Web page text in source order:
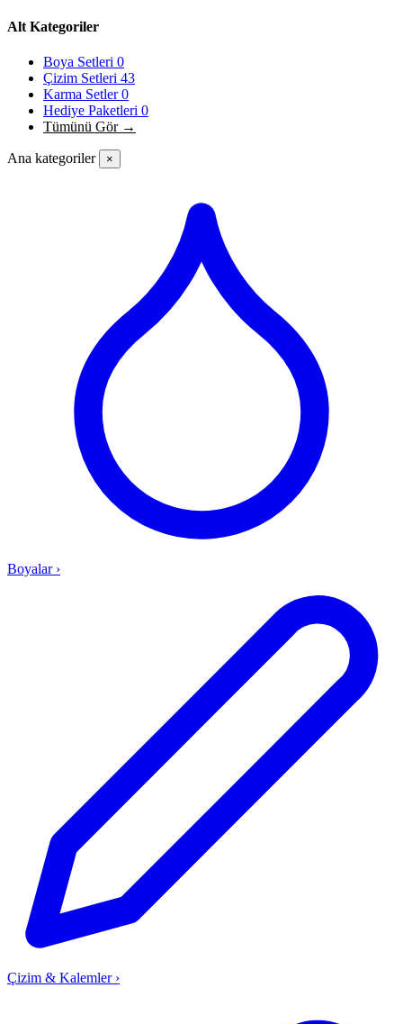
Alt Kategoriler
Boya Setleri 0
Çizim Setleri 43
Karma Setler0
Hediye Paketleri 0
Tümünü Gör →
Ana kategoriler ×
Boyalar ›
Çizim & Kalemler ›